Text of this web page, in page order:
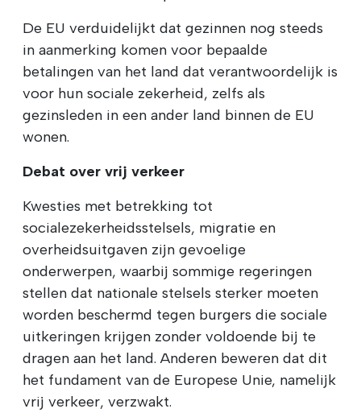
De EU verduidelijkt dat gezinnen nog steeds
in aanmerking komen voor bepaalde
betalingen van het land dat verantwoordelijk is
voor hun sociale zekerheid, zelfs als
gezinsleden in een ander land binnen de EU
wonen.
Debat over vrij verkeer
Kwesties met betrekking tot
socialezekerheidsstelsels, migratie en
overheidsuitgaven zijn gevoelige
onderwerpen, waarbij sommige regeringen
stellen dat nationale stelsels sterker moeten
worden beschermd tegen burgers die sociale
uitkeringen krijgen zonder voldoende bij te
dragen aan het land. Anderen beweren dat dit
het fundament van de Europese Unie, namelijk
vrij verkeer, verzwakt.